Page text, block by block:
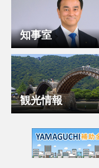
ン
コ
ン
テ
ン
知事室
観光情報